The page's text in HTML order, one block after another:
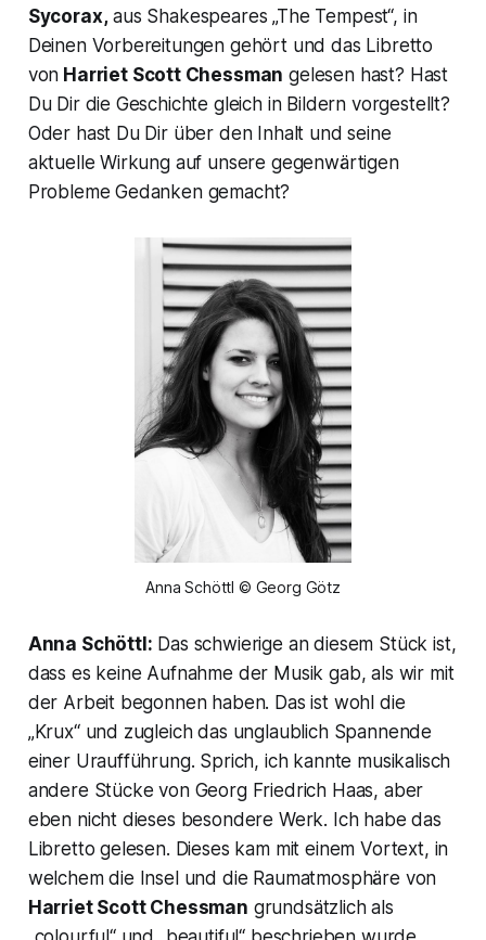
Sycorax,aus Shakespeares „The Tempest“, in
Deinen Vorbereitungen gehört und das Libretto
von Harriet Scott Chessman gelesen hast? Hast
Du Dir die Geschichte gleich in Bildern vorgestellt?
Oder hast Du Dir über den Inhalt und seine
aktuelle Wirkung auf unsere gegenwärtigen
Probleme Gedanken gemacht?
Anna Schöttl © Georg Götz
Anna Schöttl: Das schwierige an diesem Stück ist,
dass es keine Aufnahme der Musik gab, als wir mit
der Arbeit begonnen haben. Das ist wohl die
„Krux“ und zugleich das unglaublich Spannende
einer Uraufführung. Sprich, ich kannte musikalisch
andere Stücke von Georg Friedrich Haas, aber
eben nicht dieses besondere Werk. Ich habe das
Libretto gelesen. Dieses kam mit einem Vortext, in
welchem die Insel und die Raumatmosphäre von
Harriet Scott Chessman grundsätzlich als